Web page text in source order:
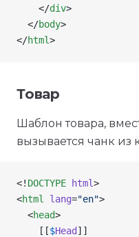
    </
div>
  </
body>
</html>
Товар
Шаблон товара,
вызывается чанк из
<! DOCTYPE html>
<html lang="en">
  <
head>
    [[
$Head ]]